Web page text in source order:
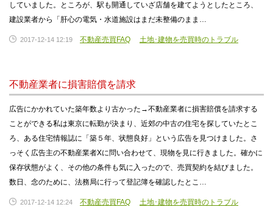
していました。ところが、駅も開通していざ店舗を建てようとしたところ、
建設業者から「肝心の電気・水道施設はまだ未整備のまま…
2017-12-14 12:19 不動産売買FAQ 土地･建物を売買時のトラブル
不動産業者に損害賠償を請求
広告にかかれていた築年数より古かった→不動産業者に損害賠償を請求する
ことができる私は東京に転勤が決まり、近郊の中古の住宅を探していたとこ
ろ、ある住宅情報誌に「築５年、状態良好」という広告を見つけました。さ
っそく広告主の不動産業者Xに問い合わせて、現物を見に行きました。確かに
保存状態がよく、その他の条件も気に入ったので、売買契約を結びました。
数日、念のために、法務局に行って登記簿を確認したとこ…
2017-12-14 12:24 不動産売買FAQ 土地･建物を売買時のトラブル